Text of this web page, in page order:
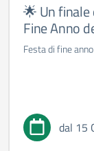
🌟 Un finale
Fine Anno
Festa di fine
dal 15